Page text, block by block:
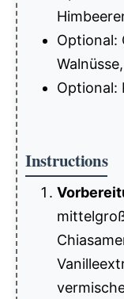
Optional:
Optional:
Instructions